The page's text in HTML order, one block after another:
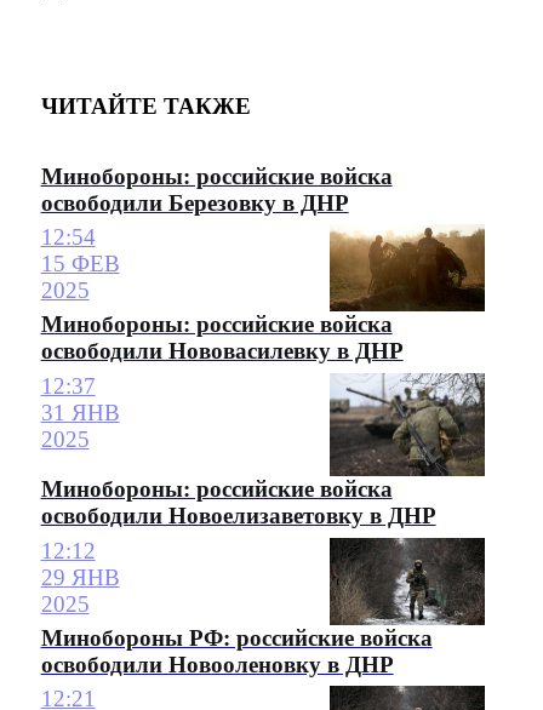
ЧИТАЙТЕ ТАКЖЕ
Минобороны: российские войска
освободили Березовку в ДНР
12:54
15 ФЕВ
2025
Минобороны: российские войска
освободили Нововасилевку в ДНР
12:37
31 ЯНВ
2025
Минобороны: российские войска
освободили Новоелизаветовку в ДНР
12:12
29 ЯНВ
2025
Минобороны РФ: российские войска
освободили Новооленовку в ДНР
12:21